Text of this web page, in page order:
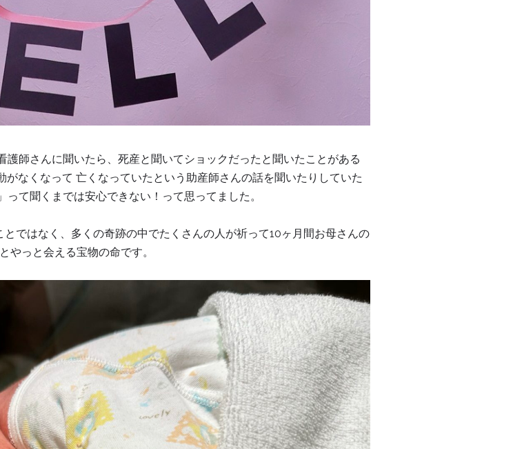
師さんに聞いたら、死産と聞いてショックだったと聞いたことがある
なくなって 亡くなっていたという助産師さんの話を聞いたりしていた
て聞くまでは安心できない！って思ってました。
ではなく、多くの奇跡の中でたくさんの人が祈って10ヶ月間お母さんの
やっと会える宝物の命です。